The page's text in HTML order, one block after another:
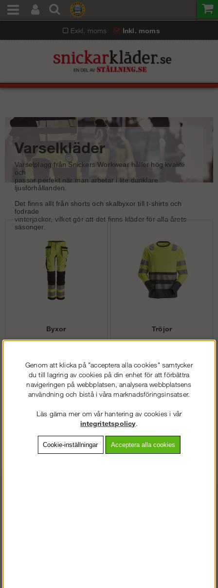
Exkl. moms Inkl. moms
Varselkläder
Varselplagg från Snickers Workwear håller hög kvalité
och
passar perfekt när man arbetar i lite dunklare
ljusförhållanden.
Det finns allt från shorts och skalbyxor till t-shirts och
fodrade
vinterjackor, vilket gör att det finns kläder för alla årets
säsonger.
Byxor Tröjor
Genom att klicka på "acceptera alla cookies" samtycker
du till lagring av cookies på din enhet för att förbättra
navigeringen på webbplatsen, analysera webbplatsens
användning och bistå i våra marknadsföringsinsatser.
Läs gärna mer om vår hantering av cookies i vår
integritetspolicy.
Cookie-inställningar Acceptera alla cookies